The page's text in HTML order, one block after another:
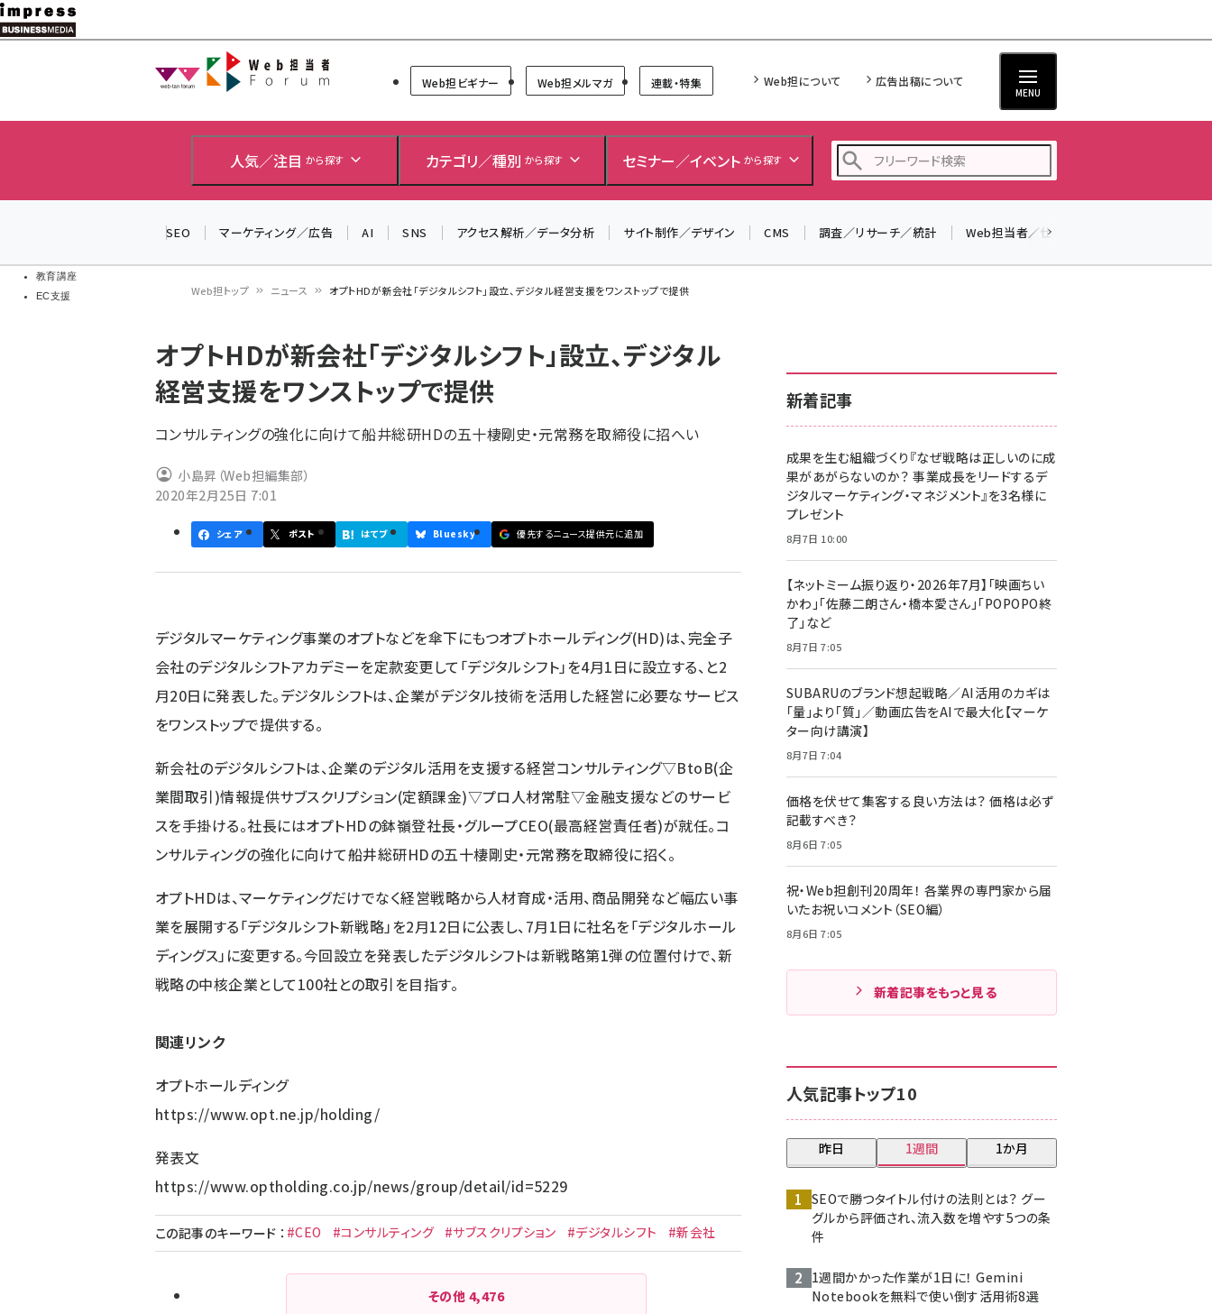
メ
イ
教育講座
EC支援
Web担当者Forum
Web担ビギナー Web担メルマガ 連載・特集 Web担について 広告出稿について
MENU
人気／注目 から探す カテゴリ／種別 から探す セミナー／イベント から探す
z世代 (1623)
meo (1277)
llmo (1166)
SEO マーケティング／広告 AI SNS アクセス解析／データ分析 サイト制作／デザイン CMS 調査／リサーチ／統計 Web担当者／仕事
ン
く
ず
Web担トップ ニュース オプトHDが新会社「デジタルシフト」設立、デジタル経営支援をワンストップで提供
オプトHDが新会社「デジタルシフト」設立、デジタル
経営支援をワンストップで提供
コンサルティングの強化に向けて船井総研HDの五十棲剛史・元常務を取締役に招へい
小島昇（Web担編集部）
2020年2月25日 7:01
シェア ポスト はてブ Bluesky 優先するニュース提供元に追加
デジタルマーケティング事業のオプトなどを傘下にもつオプトホールディング(HD)は、完全子
会社のデジタルシフトアカデミーを定款変更して「デジタルシフト」を4月1日に設立する、と2
月20日に発表した。デジタルシフトは、企業がデジタル技術を活用した経営に必要なサービス
をワンストップで提供する。
新会社のデジタルシフトは、企業のデジタル活用を支援する経営コンサルティング▽BtoB(企
業間取引)情報提供サブスクリプション(定額課金)▽プロ人材常駐▽金融支援などのサービ
スを手掛ける。社長にはオプトHDの鉢嶺登社長・グループCEO(最高経営責任者)が就任。コ
ンサルティングの強化に向けて船井総研HDの五十棲剛史・元常務を取締役に招く。
オプトHDは、マーケティングだけでなく経営戦略から人材育成・活用、商品開発など幅広い事
業を展開する「デジタルシフト新戦略」を2月12日に公表し、7月1日に社名を「デジタルホール
ディングス」に変更する。今回設立を発表したデジタルシフトは新戦略第1弾の位置付けで、新
戦略の中核企業として100社との取引を目指す。
関連リンク
オプトホールディング
https://www.opt.ne.jp/holding/
発表文
https://www.optholding.co.jp/news/group/detail/id=5229
この記事のキーワード ： #CEO #コンサルティング #サブスクリプション #デジタルシフト #新会社
その他 4,476
新着記事
成果を生む組織づくり『なぜ戦略は正しいのに成
果があがらないのか？ 事業成長をリードするデ
ジタルマーケティング・マネジメント』を3名様に
プレゼント
8月7日 10:00
【ネットミーム振り返り・2026年7月】「映画ちい
かわ」「佐藤二朗さん・橋本愛さん」「POPOPO終
了」など
8月7日 7:05
SUBARUのブランド想起戦略／AI活用のカギは
「量」より「質」／動画広告をAIで最大化【マーケ
ター向け講演】
8月7日 7:04
価格を伏せて集客する良い方法は？ 価格は必ず
記載すべき？
8月6日 7:05
祝・Web担創刊20周年！ 各業界の専門家から届
いたお祝いコメント（SEO編）
8月6日 7:05
新着記事をもっと見る
人気記事トップ10
昨日 1週間 1か月
SEOで勝つタイトル付けの法則とは？ グー
グルから評価され、流入数を増やす5つの条
件
1週間かかった作業が1日に！ Gemini
Notebookを無料で使い倒す活用術8選
＼ 8月27日開催、申し込み受付中！ ／
生成AIをマーケティング等に活用するための考え方を学べ
るセミナーイベント「生成AI × マーケティング フォーラム
▼申し込みはこちらから▼